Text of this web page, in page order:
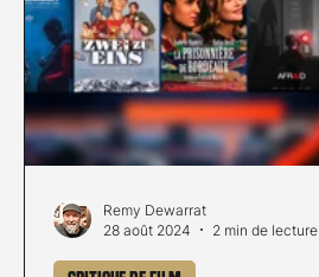
Stéfanie Rossier Streaming
Remy Dewarrat
28 août 2024
2 min de lecture